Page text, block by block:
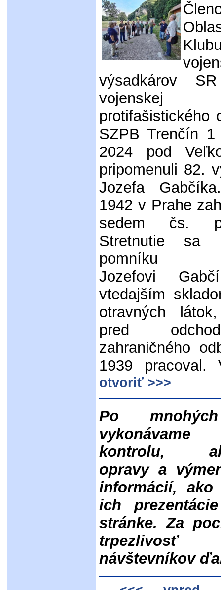
výsadkárov
vojenskej
protifašistického
SZPB Trenčín
2024 pod
pripomenuli 82.
Jozefa
1942 v Prahe
sedem čs.
Stretnutie sa
pomníku
Jozefovi
vtedajším
otravných
pred
zahraničného
1939
otvoriť >>>
Po
vykonávame
kontrolu,
opravy a
informácií,
ich
stránke. Za
návštevníkov